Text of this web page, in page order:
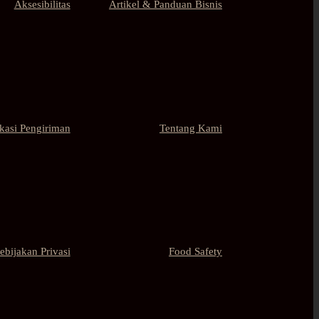
Aksesibilitas Artikel & Panduan Bisnis
Pengiriman Tentang Kami
Privasi Food Safety